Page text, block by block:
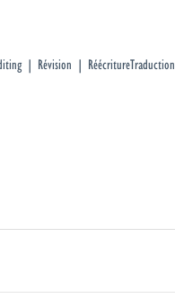
| Révision | Réécriture